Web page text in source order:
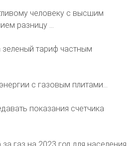
человеку с высшим
разницу ...
зеленый тариф частным
с газовым плитами...
показания счетчика